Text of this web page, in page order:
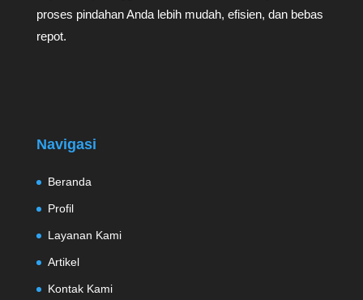
proses pindahan Anda lebih mudah, efisien, dan bebas
repot.
Navigasi
Beranda
Profil
Layanan Kami
Artikel
Kontak Kami